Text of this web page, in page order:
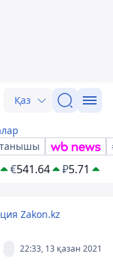
Қаз
€541.64 ₽5.71
Zakon.kz
22:33, 13 қазан 2021